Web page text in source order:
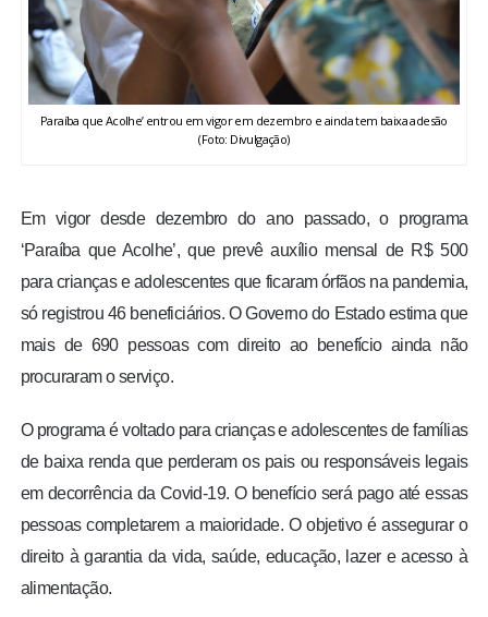
TV LPB
FOTOS
Paraíba que Acolhe’ entrou em vigor em dezembro e ainda tem baixa adesão
(Foto: Divulgação)
Em vigor desde dezembro do ano passado, o programa
‘Paraíba que Acolhe’, que prevê auxílio mensal de R$ 500
para crianças e adolescentes que ficaram órfãos na pandemia,
só registrou 46 beneficiários. O Governo do Estado estima que
mais de 690 pessoas com direito ao benefício ainda não
procuraram o serviço.
O programa é voltado para crianças e adolescentes de famílias
de baixa renda que perderam os pais ou responsáveis legais
em decorrência da Covid-19. O benefício será pago até essas
pessoas completarem a maioridade. O objetivo é assegurar o
direito à garantia da vida, saúde, educação, lazer e acesso à
alimentação.